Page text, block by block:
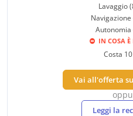
Lavaggio
Navigazione
Autonomia
IN COSA È
Costa
Vai all'offerta
Leggi la